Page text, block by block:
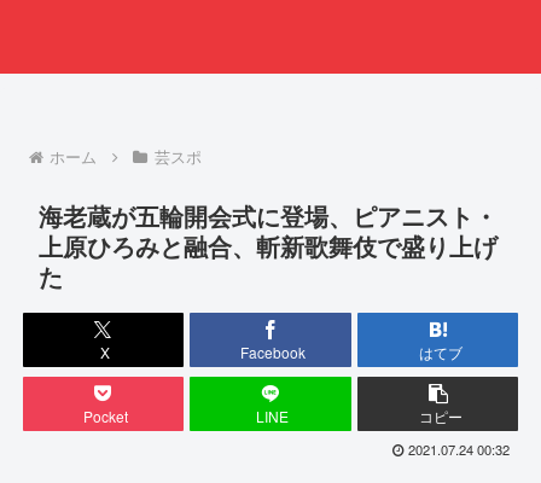
ホーム 芸スポ
海老蔵が五輪開会式に登場、ピアニスト・
上原ひろみと融合、斬新歌舞伎で盛り上げ
た
X Facebook はてブ
Pocket LINE コピー
2021.07.24 00:32